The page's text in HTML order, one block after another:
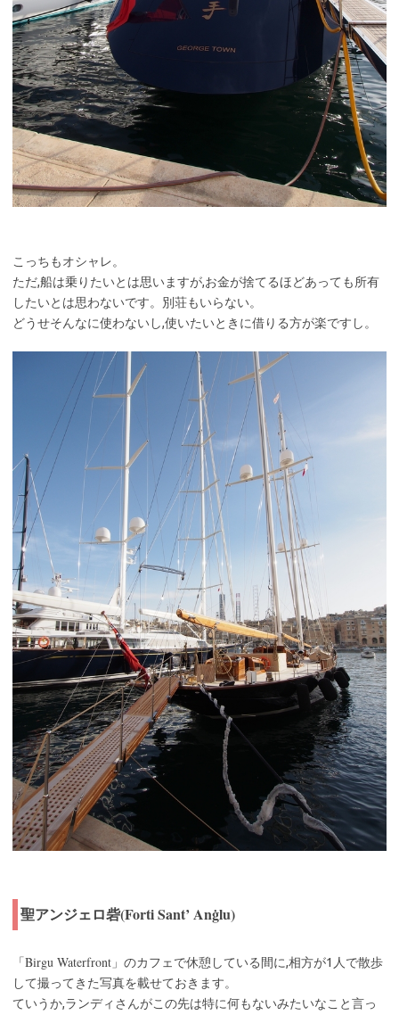
こっちもオシャレ。
ただ,船は乗りたいとは思いますが,お金が捨てるほどあっても所有
したいとは思わないです。別荘もいらない。
どうせそんなに使わないし,使いたいときに借りる方が楽ですし。
聖アンジェロ砦(Forti Sant’ Anġlu)
「Birgu Waterfront 」のカフェで休憩している間に,相方が1人で散歩
して撮ってきた写真を載せておきます。
ていうか,ランディさんがこの先は特に何もないみたいなこと言っ